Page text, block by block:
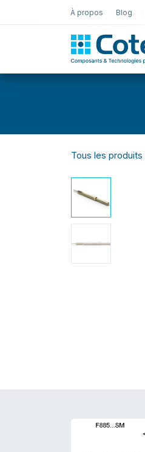
À propos Blog
Tous les produits